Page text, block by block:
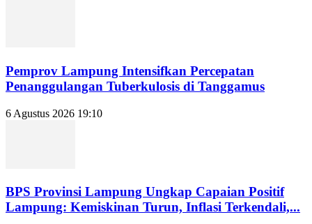
Pemprov Lampung Intensifkan Percepatan
Penanggulangan Tuberkulosis di Tanggamus
6 Agustus 2026 19:10
BPS Provinsi Lampung Ungkap Capaian Positif
Lampung: Kemiskinan Turun, Inflasi Terkendali,...